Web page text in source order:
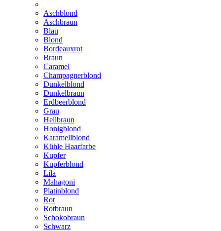
Aschblond
Aschbraun
Blau
Blond
Bordeauxrot
Braun
Caramel
Champagnerblond
Dunkelblond
Dunkelbraun
Erdbeerblond
Grau
Hellbraun
Honigblond
Karamellblond
Kühle Haarfarbe
Kupfer
Kupferblond
Lila
Mahagoni
Platinblond
Rot
Rotbraun
Schokobraun
Schwarz